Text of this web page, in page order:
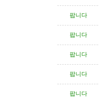
팝니다
팝니다
팝니다
팝니다
팝니다